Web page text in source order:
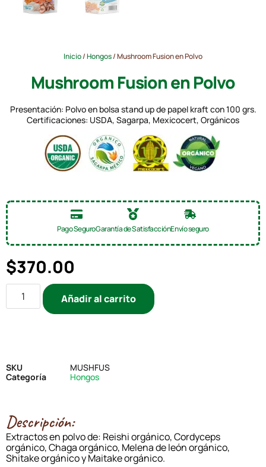
Inicio/Hongos/ Mushroom Fusion en Polvo
Mushroom Fusion en Polvo
Presentación: Polvo en bolsa stand up de papel kraft con 100 grs.
Certificaciones: USDA, Sagarpa, Mexicocert, Orgánicos
Pago SeguroGarantía de SatisfacciónEnvío seguro
$370.00
Añadir al carrito
SKU
MUSHFUS
Categoría
Hongos
Descripción:
‎Extractos en polvo de: Reishi orgánico, Cordyceps
orgánico, Chaga orgánico, Melena de león orgánico,
Shitake orgánico y Maitake orgánico.